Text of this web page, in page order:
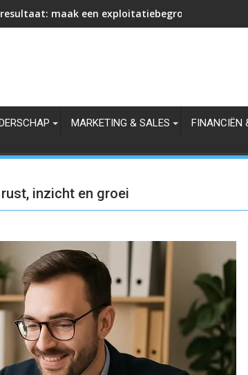
maak een exploitatiebegroting die
MARKETING & SALES FINANCIËN
inzicht en groei